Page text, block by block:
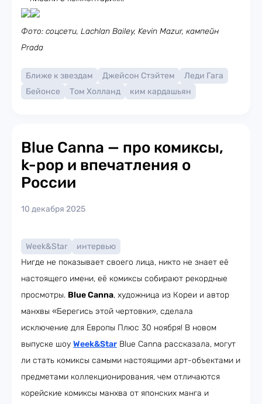
Фото: соцсети, Lachlan Bailey, Kevin Mazur, кампейн
Prada
Ближе к звездам Джейсон Стэйтем
Леди Гага
Бейонсе
Том Холланд ким кардашьян
Blue Canna — про комиксы,
k-pop и впечатления о
России
10 декабря 2025
Week&Star
интервью
Нигде не показывает своего лица, никто не знает её
настоящего имени, её комиксы собирают рекордные
просмотры. Blue Canna, художница из Кореи и автор
манхвы «Берегись этой чертовки», сделала
исключение для Европы Плюс 30 ноября! В новом
выпуске шоу Week&Star Blue Canna рассказала, могут
ли стать комиксы самыми настоящими арт-объектами и
предметами коллекционирования, чем отличаются
корейские комиксы манхва от японских манга и